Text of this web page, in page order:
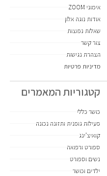
אימוני ZOOM
אודות נוגה אלון
שאלות נפוצות
צור קשר
הצהרת נגישות
מדיניות פרטיות
קטגוריות המאמרים
כושר כללי
פעילות גופנית ותזונה נכונה
קואיצ'ינג
ספורט ורפואה
נשים וספורט
ילדים וכושר